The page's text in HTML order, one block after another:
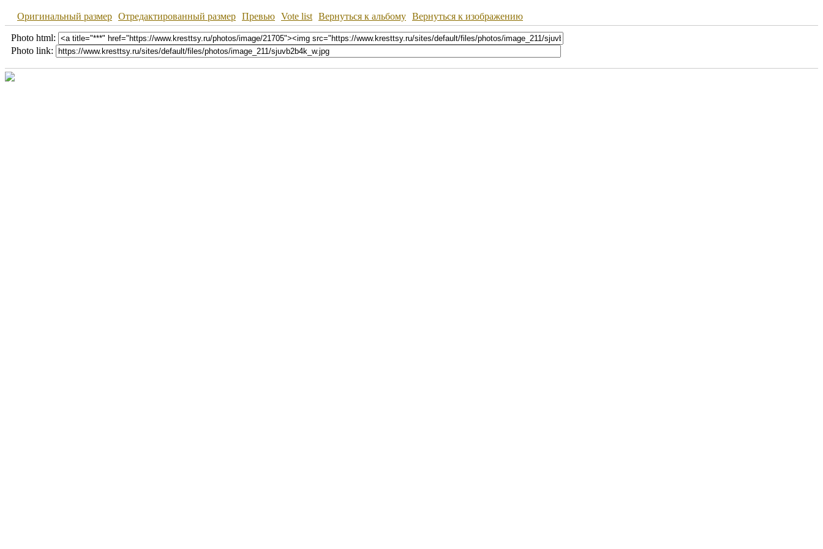
Оригинальный размер Отредактированный размер Превью Vote list Вернуться к альбому Вернуться к изображению
Photo html:
Photo link: